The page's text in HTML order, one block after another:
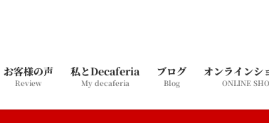
お客様の声
Review
私とDecaferia
My decaferia
ブログ
Blog
オンラインシ
ONLINE